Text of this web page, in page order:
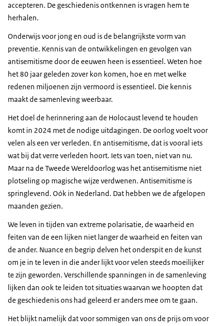
accepteren. De geschiedenis ontkennen is vragen hem te
herhalen.
Onderwijs voor jong en oud is de belangrijkste vorm van
preventie. Kennis van de ontwikkelingen en gevolgen van
antisemitisme door de eeuwen heen is essentieel. Weten hoe
het 80 jaar geleden zover kon komen, hoe en met welke
redenen miljoenen zijn vermoord is essentieel. Die kennis
maakt de samenleving weerbaar.
Het doel de herinnering aan de Holocaust levend te houden
komt in 2024 met de nodige uitdagingen. De oorlog voelt voor
velen als een ver verleden. En antisemitisme, dat is vooral iets
wat bij dat verre verleden hoort. Iets van toen, niet van nu.
Maar na de Tweede Wereldoorlog was het antisemitisme niet
plotseling op magische wijze verdwenen. Antisemitisme is
springlevend. Oók in Nederland. Dat hebben we de afgelopen
maanden gezien.
We leven in tijden van extreme polarisatie, de waarheid en
feiten van de een lijken niet langer de waarheid en feiten van
de ander. Nuance en begrip delven het onderspit en de kunst
om je in te leven in die ander lijkt voor velen steeds moeilijker
te zijn geworden. Verschillende spanningen in de samenleving
lijken dan ook te leiden tot situaties waarvan we hoopten dat
de geschiedenis ons had geleerd er anders mee om te gaan.
Het blijkt namelijk dat voor sommigen van ons de prijs om voor